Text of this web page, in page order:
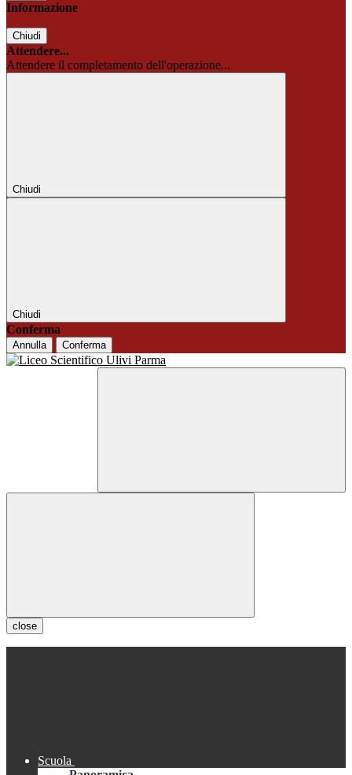
Informazione
Chiudi
Attendere...
Attendere il completamento dell'operazione...
Chiudi
Chiudi
Conferma
Annulla Conferma
close
Scuola